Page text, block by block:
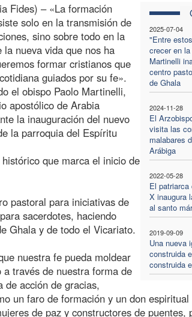
2025-07-04
"Entre
crecer en
Martinelli
centro
de Ghala
2024-11-28
El
visita las
malabares
Arábiga
2022-05-28
El patriarca
X inaugura
al santo
2019-09-09
Una nueva
construida
construida
Fides) – «La formación
solo en la transmisión de
sino sobre todo en la
la nueva vida que nos ha
formar cristianos que
guiados por su fe».
el obispo Paolo Martinelli,
apostólico de Arabia
la inauguración del nuevo
la parroquia del Espíritu
que marca el inicio de
pastoral para iniciativas de
sacerdotes, haciendo
Ghala y de todo el Vicariato.
nuestra fe pueda moldear
través de nuestra forma de
de acción de gracias,
un faro de formación y un don
de paz y constructores de puentes,